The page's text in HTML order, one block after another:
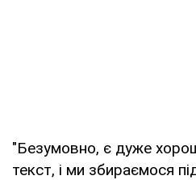
"Безумовно, є дуже
текст, і ми збираємося